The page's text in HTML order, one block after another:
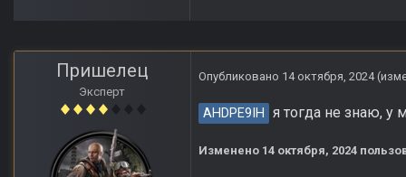
Пришелец
Эксперт
Опубликовано 14 октября, 2024
AHDPE9IH я тогда не знаю, у
Изменено 14 октября, 2024